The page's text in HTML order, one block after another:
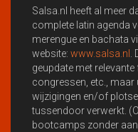
Salsa.nl heeft al meer
complete latin agenda
merengue en bachata
website: www.salsa.nl
geupdate met
congressen, etc.,
wijzigingen en/of
tussendoor verwerkt.
bootcamps zonder